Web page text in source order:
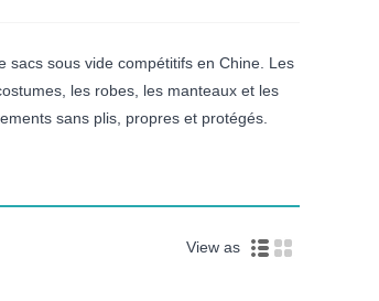
sacs sous vide compétitifs en Chine. Les
les robes, les manteaux et les
sans plis, propres et protégés.
View as